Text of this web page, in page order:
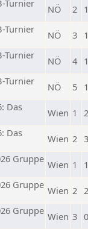
Turnier
NÖ 2
Turnier
NÖ 3
Turnier
NÖ 4
Turnier
NÖ 5
Das
Wien 1
Das
Wien 2
Gruppe Wien 1
Gruppe Wien 2
Gruppe Wien 3